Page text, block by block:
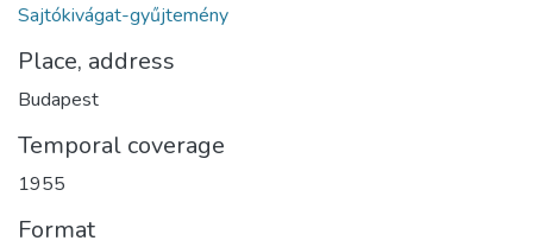
Sajtókivágat-gyűjtemény
Place, address
Budapest
Temporal coverage
1955
Format